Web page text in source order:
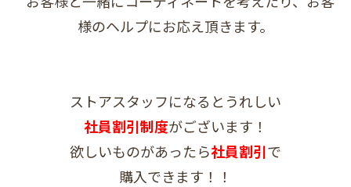
様のヘルプにお応え頂きます。
ストアスタッフになるとうれしい
社員割引制度がございます！
欲しいものがあったら社員割引で
購入できます！！